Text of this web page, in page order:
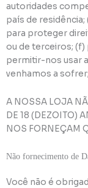
autoridades
país de
para proteger
ou de terceiros; (f)
permitir-nos usar
venhamos a
A NOSSA LOJA
DE 18 (DEZOITO)
NOS FORNEÇAM
Não fornecimento de
Você não é